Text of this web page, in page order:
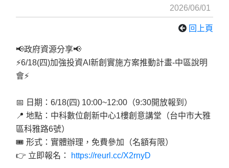
2026/06/01
回上頁
📢政府資源分享📢
⚡6/18(四)加強投資AI 新創實施方案推動計畫-中區說明
會⚡
📅 日期： 6/18(四) 10:00~12:00 （9:30開放報到）
📍 地點：中科數位創新中心1樓創意講堂（台中市大雅
區科雅路6號）
🎟 形式：實體辦理，免費參加（名額有限）
👉 立即報名： https://reurl.cc/X2rnyD